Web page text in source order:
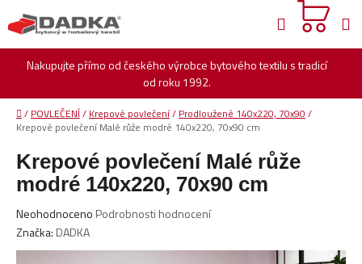
na
obsah
Nakupujte přímo od českého výrobce bytového textilu s tradicí
od roku 1992.
Hledat
Domů
/ POVLEČENÍ/ Krepové povlečení/ Prodloužené 140x220, 70x90 /
Krepové povlečení Malé růže modré 140x220, 70x90 cm
Krepové povlečení Malé růže
modré 140x220, 70x90 cm
Průměrné
hodnocení
produktu
Neohodnoceno Podrobnosti hodnocení
Značka: DADKA